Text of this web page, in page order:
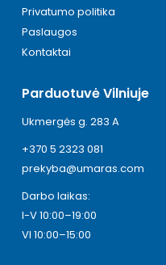
Privatumo politika
Paslaugos
Kontaktai
Parduotuvė Vilniuje
Ukmergės g. 283 A
+370 5 2323 081
prekyba@umaras.com
Darbo laikas:
I-V 10:00–19:00
VI 10:00–15:00